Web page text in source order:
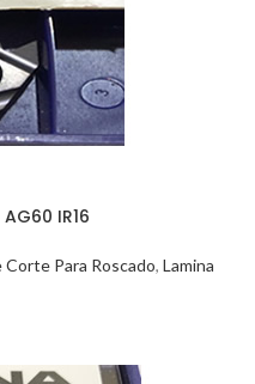
IR16
Para Roscado, Lamina